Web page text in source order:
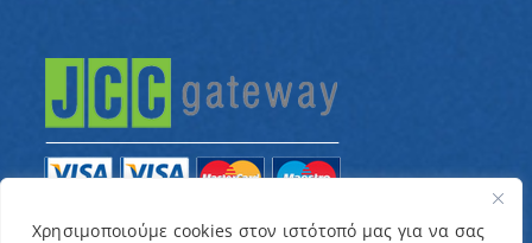
Χρησιμοποιούμε cookies στον ιστότοπό μας για να σας